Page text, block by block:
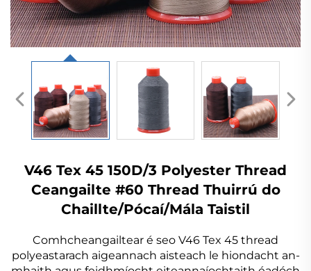
V46 Tex 45 150D/3 Polyester Thread
Ceangailte #60 Thread Thuirrú do
Chaillte/Pócaí/Mála Taistil
Comhcheangailtear é seo V46 Tex 45 thread
polyeastarach aigeannach aisteach le hiondacht an-